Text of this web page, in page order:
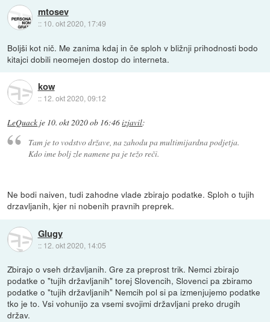
mtosev
:: 10. okt 2020, 17:49
Boljši kot nič. Me zanima kdaj in če sploh v bližnji prihodnosti bodo
kitajci dobili neomejen dostop do interneta.
kow
:: 12. okt 2020, 09:12
LeQuack je 10. okt 2020 ob 16:46izjavil:
Tam je to vodstvo države, na zahodu pa multimijardna podjetja.
Kdo ime bolj zle namene pa je težo reči.
Ne bodi naiven, tudi zahodne vlade zbirajo podatke. Sploh o tujih
drzavljanih, kjer ni nobenih pravnih preprek.
Glugy
:: 12. okt 2020, 14:05
Zbirajo o vseh državljanih. Gre za preprost trik. Nemci zbirajo
podatke o "tujih državljanih" torej Slovencih, Slovenci pa zbiramo
podatke o "tujih državljanih" Nemcih pol si pa izmenjujemo podatke
tko je to. Vsi vohunijo za vsemi svojimi državljani preko drugih
držav.